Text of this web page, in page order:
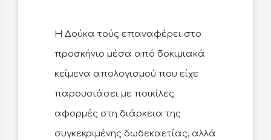
Η Δούκα τούς επαναφέρει στο
προσκήνιο μέσα από δοκιμιακά
κείμενα απολογισμού που είχε
παρουσιάσει με ποικίλες
αφορμές στη διάρκεια της
συγκεκριμένης δωδεκαετίας, αλλά